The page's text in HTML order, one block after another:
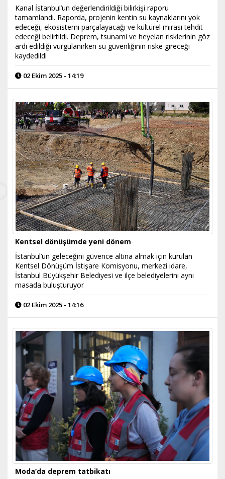
Kanal İstanbul’un değerlendirildiği bilirkişi raporu
tamamlandı. Raporda, projenin kentin su kaynaklarını yok
edeceği, ekosistemi parçalayacağı ve kültürel mirası tehdit
edeceği belirtildi. Deprem, tsunami ve heyelan risklerinin göz
ardı edildiği vurgulanırken su güvenliğinin riske gireceği
kaydedildi
02 Ekim 2025 - 14:19
Kentsel dönüşümde yeni dönem
İstanbul’un geleceğini güvence altına almak için kurulan
Kentsel Dönüşüm İstişare Komisyonu, merkezi idare,
İstanbul Büyükşehir Belediyesi ve ilçe belediyelerini aynı
masada buluşturuyor
02 Ekim 2025 - 14:16
Moda’da deprem tatbikatı